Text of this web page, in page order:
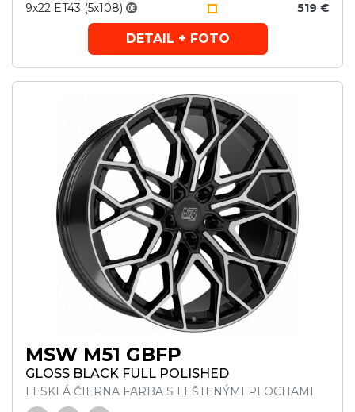
9x22 ET43 (5x108)
519 €
DETAIL + FOTO
MSW M51 GBFP
GLOSS BLACK FULL POLISHED
LESKLÁ ČIERNA FARBA S LEŠTENÝMI PLOCHAMI